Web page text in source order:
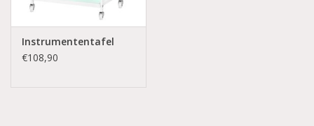
Instrumententafel
€108,90